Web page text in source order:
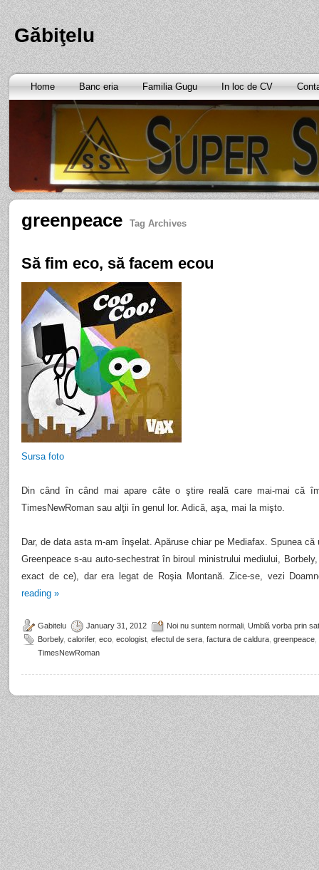
Găbiţelu
Home Banc eria Familia Gugu In loc de CV
greenpeace Tag Archives
Să fim eco, să facem ecou
Sursa foto
Din când în când mai apare câte o ştire reală care mai-mai că
TimesNewRoman sau alţii în genul lor. Adică, aşa, mai la mişto.
Dar, de data asta m-am înşelat. Apăruse chiar pe Mediafax. Spunea
Greenpeace s-au auto-sechestrat în biroul ministrului mediului,
exact de ce), dar era legat de Roşia Montană. Zice-se, vezi
reading »
Gabitelu January 31, 2012 Noi nu suntem normali Umblă vorba prin
Borbely, calorifer, eco ecologist efectul de sera factura de caldura greenpeace
TimesNewRoman